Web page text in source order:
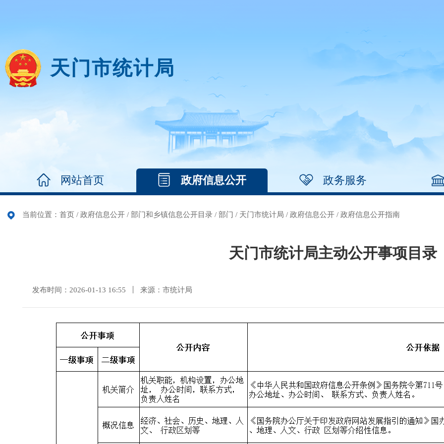
天门市统计局
网站首页 政府信息公开 政务服务
当前位置： 首页 / 政府信息公开 / 部门和乡镇信息公开目录 / 部门 / 天门市统计局 / 政府信息公开 / 政府信息公开指南
天门市统计局主动公开事项目录
发布时间：2026-01-13 16:55 来源：市统计局